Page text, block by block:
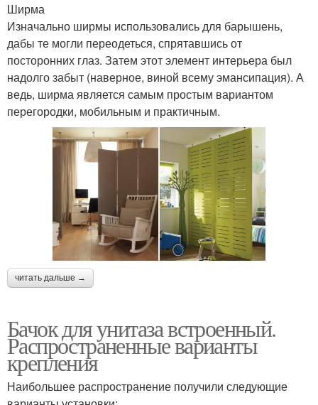
Ширма
Изначально ширмы использовались для барышень,
дабы те могли переодеться, спрятавшись от
посторонних глаз. Затем этот элемент интерьера был
надолго забыт (наверное, виной всему эмансипация). А
ведь, ширма является самым простым вариантом
перегородки, мобильным и практичным.
читать дальше →
Бачок для унитаза встроенный.
Распространенные варианты
крепления
Наибольшее распространение получили следующие